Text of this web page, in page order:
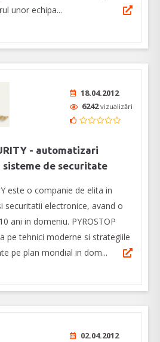
unor echipa...
18.04.2012
6242vizualizări
- automatizari
de securitate
este o companie de elita in
securitatii electronice, avand o
ani in domeniu. PYROSTOP
pe tehnici moderne si strategiile
pe plan mondial in dom...
02.04.2012